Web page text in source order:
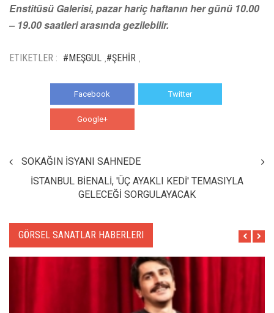
Enstitüsü Galerisi, pazar hariç haftanın her günü 10.00
– 19.00 saatleri arasında gezilebilir.
ETIKETLER : #MEŞGUL #ŞEHİR
Facebook Twitter
Google+
SOKAĞIN İSYANI SAHNEDE
İSTANBUL BİENALİ, 'ÜÇ AYAKLI KEDİ' TEMASIYLA
GELECEĞİ SORGULAYACAK
GÖRSEL SANATLAR HABERLERI